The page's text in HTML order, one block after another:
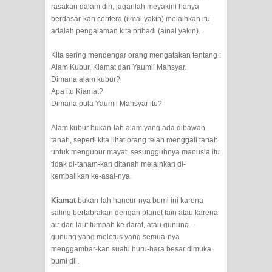
SYARAHAN TINGKAT TINGGI
TASAWWUF*
Syahadat… tapi belum benar-benar
SURAT AL-FATIHAHNYA TIDAK
FASIH. TAPI SINGA PUN TUNDUK
SHAYKH TAREKAT ATAU TUKANG
SIHIR? JANGAN MUDAH
rasakan dalam diri, jaganlah meyakini hanya
berdasar-kan ceritera (ilmal yakin) melainkan itu
adalah pengalaman kita pribadi (ainal yakin).
Kita sering mendengar orang mengatakan tentang :
Alam Kubur, Kiamat dan Yaumil Mahsyar.
Dimana alam kubur?
Apa itu Kiamat?
Dimana pula Yaumil Mahsyar itu?
Alam kubur bukan-lah alam yang ada dibawah
tanah, seperti kita lihat orang telah menggali tanah
untuk mengubur mayat, sesungguhnya manusia itu
tidak di-tanam-kan ditanah melainkan di-
kembalikan ke-asal-nya.
Kiamat bukan-lah hancur-nya bumi ini karena
saling bertabrakan dengan planet lain atau karena
air dari laut tumpah ke darat, atau gunung –
gunung yang meletus yang semua-nya
menggambar-kan suatu huru-hara besar dimuka
bumi dll.